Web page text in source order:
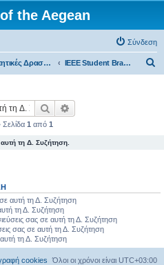
the Aegean
Σύνδεση
Φοιτητικές Δραστηριότητες - Aegean IEEE Student Branch
η
Αναζήτηση
Σελίδα 1 από 1
τη Δ. Συζήτηση.
αυτή τη Δ. Συζήτηση
τη Δ. Συζήτηση
σας σε αυτή τη Δ. Συζήτηση
σας σε αυτή τη Δ. Συζήτηση
τη Δ. Συζήτηση
Όλοι οι χρόνοι είναι UTC+03:00
cookies